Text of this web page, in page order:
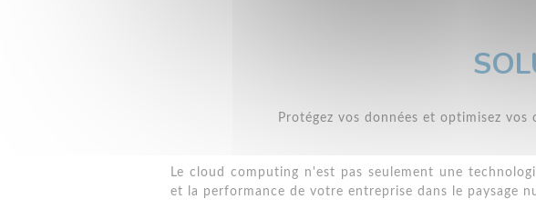
Protégez vos données et optimisez
Le cloud computing n'est pas seulement une
et la performance de votre entreprise dans le paysage